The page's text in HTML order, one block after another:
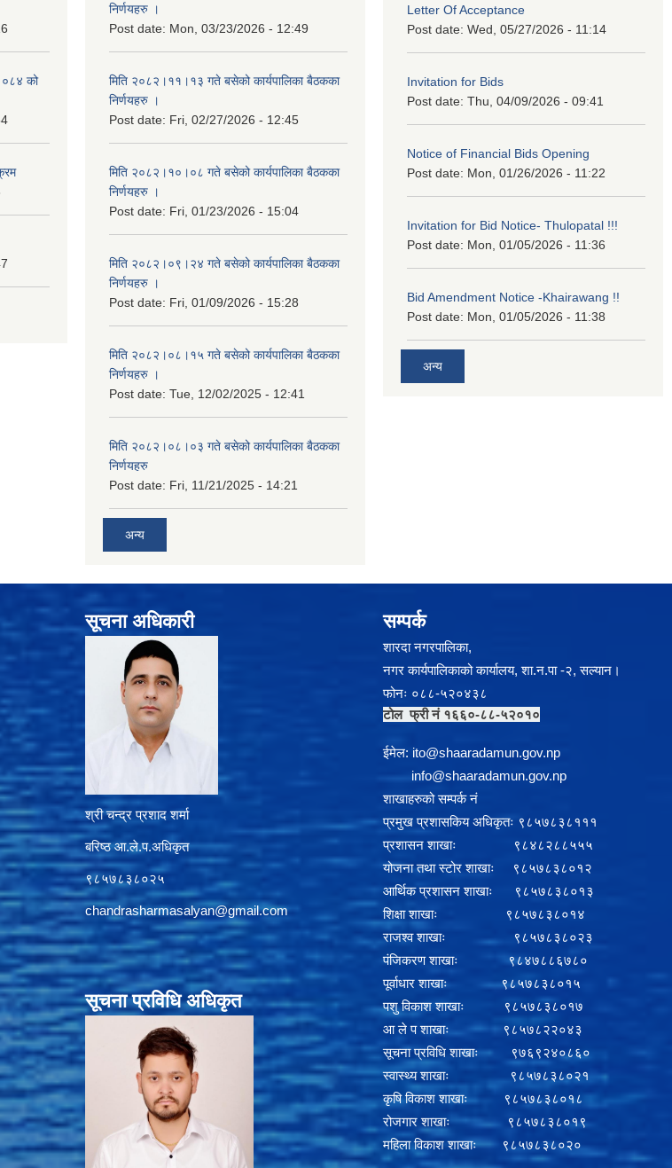
को
निर्णयहरु ।
Post date: Mon, 03/23/2026 - 12:49
मिति २०८२।११।१३ गते बसेको कार्यपालिका बैठकका
निर्णयहरु ।
Post date: Fri, 02/27/2026 - 12:45
मिति २०८२।१०।०८ गते बसेको कार्यपालिका बैठकका
निर्णयहरु ।
Post date: Fri, 01/23/2026 - 15:04
मिति २०८२।०९।२४ गते बसेको कार्यपालिका बैठकका
निर्णयहरु ।
Post date: Fri, 01/09/2026 - 15:28
मिति २०८२।०८।१५ गते बसेको कार्यपालिका बैठकका
निर्णयहरु ।
Post date: Tue, 12/02/2025 - 12:41
मिति २०८२।०८।०३ गते बसेको कार्यपालिका बैठकका
निर्णयहरु
Post date: Fri, 11/21/2025 - 14:21
अन्य
Letter Of Acceptance
Post date: Wed, 05/27/2026 - 11:14
Invitation for Bids
Post date: Thu, 04/09/2026 - 09:41
Notice of Financial Bids Opening
Post date: Mon, 01/26/2026 - 11:22
Invitation for Bid Notice- Thulopatal !!!
Post date: Mon, 01/05/2026 - 11:36
Bid Amendment Notice -Khairawang !!
Post date: Mon, 01/05/2026 - 11:38
अन्य
सूचना अधिकारी
श्री चन्द्र प्रशाद शर्मा
बरिष्ठ आ.ले.प.अधिकृत
९८५७८३८०२५
chandrasharmasalyan@gmail.com
सूचना प्रविधि अधिकृत
सम्पर्क
शारदा नगरपालिका,
नगर कार्यपालिकाको कार्यालय, शा.न.पा -२, सल्यान।
फोनः ०८८-५२०४३८
टोल फ्री नं १६६०-८८-५२०१०
ईमेल: ito@shaaradamun.gov.np
info@shaaradamun.gov.np
शाखाहरुको सम्पर्क नं
प्रमुख प्रशासकिय अधिकृतः ९८५७८३८१११
प्रशासन शाखाः ९८४८२८८५५५
योजना तथा स्टोर शाखाः ९८५७८३८०१२
आर्थिक प्रशासन शाखाः ९८५७८३८०१३
शिक्षा शाखाः ९८५७८३८०१४
राजश्व शाखाः ९८५७८३८०२३
पंजिकरण शाखाः ९८४७८८६७८०
पूर्वाधार शाखाः ९८५७८३८०१५
पशु विकाश शाखाः ९८५७८३८०१७
आ ले प शाखाः ९८५७८२२०४३
सूचना प्रविधि शाखाः ९७६९२४०८६०
स्वास्थ्य शाखाः ९८५७८३८०२१
कृषि विकाश शाखाः ९८५७८३८०१८
रोजगार शाखाः ९८५७८३८०१९
महिला विकाश शाखाः ९८५७८३८०२०